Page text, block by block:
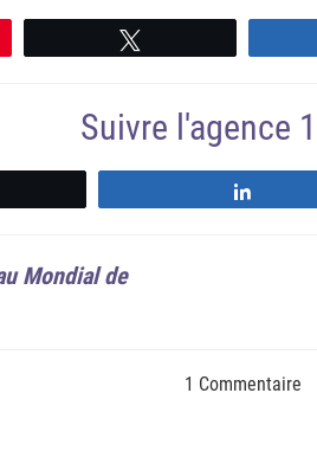
Suivre l'agence
Mondial de
1 Commentaire